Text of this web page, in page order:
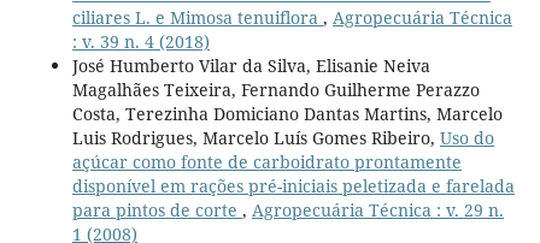
ciliares L. e Mimosa tenuiflora , Agropecuária Técnica
: v. 39 n. 4 (2018)
José Humberto Vilar da Silva, Elisanie Neiva
Magalhães Teixeira, Fernando Guilherme Perazzo
Costa, Terezinha Domiciano Dantas Martins, Marcelo
Luis Rodrigues, Marcelo Luís Gomes Ribeiro, Uso do
açúcar como fonte de carboidrato prontamente
disponível em rações pré-iniciais peletizada e farelada
para pintos de corte , Agropecuária Técnica : v. 29 n.
1 (2008)